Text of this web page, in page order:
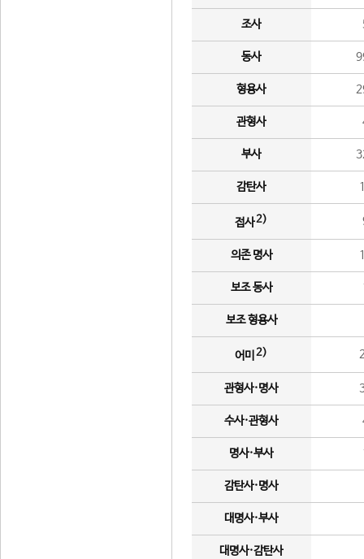
조사
동사
형용사
관형사
부사
감탄사
접사2)
의존 명사
보조 동사
보조 형용사
어미 2)
관형사·명사
수사·관형사
명사·부사
감탄사·명사
대명사·부사
대명사·감탄사